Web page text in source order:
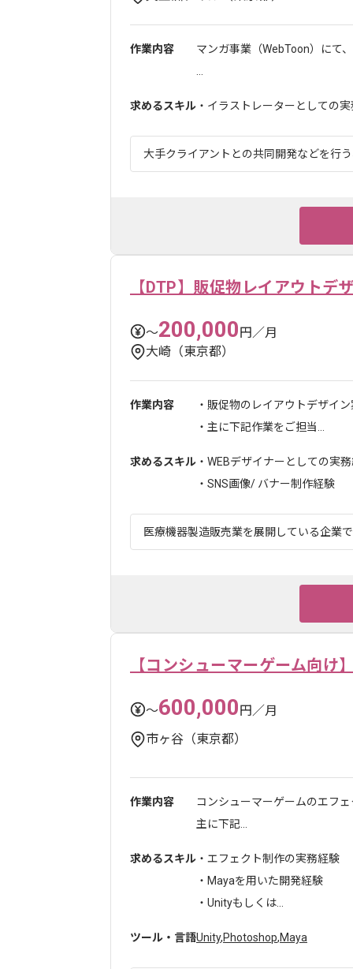
作業内容
マンガ事業（WebToon）にて
求めるスキル ・イラストレーターとしての
大手クライアントとの共同開発などを行
【DTP】販促物レイアウトデ
〜200,000円／月
大崎（東京都）
作業内容
・販促物のレイアウトデザイ
・主に下記作業をご担当...
求めるスキル ・WEBデザイナーとしての実
・SNS画像/ バナー制作経験
医療機器製造販売業を展開している企業
【コンシューマーゲーム向け
〜600,000円／月
市ヶ谷（東京都）
作業内容
コンシューマーゲームのエフ
主に下記...
求めるスキル ・エフェクト制作の実務経験
・Mayaを用いた開発経験
・Unityもしくは...
ツール・言語Unity,Photoshop,Maya